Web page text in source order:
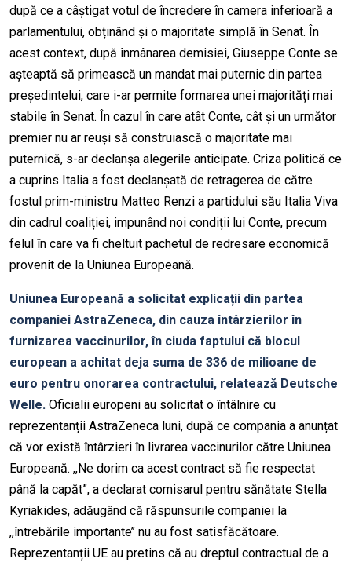
după ce a câștigat votul de încredere în camera inferioară a
parlamentului, obținând și o majoritate simplă în Senat. În
acest context, după înmânarea demisiei, Giuseppe Conte se
așteaptă să primească un mandat mai puternic din partea
președintelui, care i-ar permite formarea unei majorități mai
stabile în Senat. În cazul în care atât Conte, cât și un următor
premier nu ar reuși să construiască o majoritate mai
puternică, s-ar declanșa alegerile anticipate. Criza politică ce
a cuprins Italia a fost declanșată de retragerea de către
fostul prim-ministru Matteo Renzi a partidului său Italia Viva
din cadrul coaliției, impunând noi condiții lui Conte, precum
felul în care va fi cheltuit pachetul de redresare economică
provenit de la Uniunea Europeană.
Uniunea Europeană a solicitat explicații din partea
companiei AstraZeneca, din cauza întârzierilor în
furnizarea vaccinurilor, în ciuda faptului că blocul
european a achitat deja suma de 336 de milioane de
euro pentru onorarea contractului, relatează Deutsche
Welle. Oficialii europeni au solicitat o întâlnire cu
reprezentanții AstraZeneca luni, după ce compania a anunțat
că vor există întârzieri în livrarea vaccinurilor către Uniunea
Europeană. ,,Ne dorim ca acest contract să fie respectat
până la capăt”, a declarat comisarul pentru sănătate Stella
Kyriakides, adăugând că răspunsurile companiei la
,,întrebările importante’’ nu au fost satisfăcătoare.
Reprezentanții UE au pretins că au dreptul contractual de a